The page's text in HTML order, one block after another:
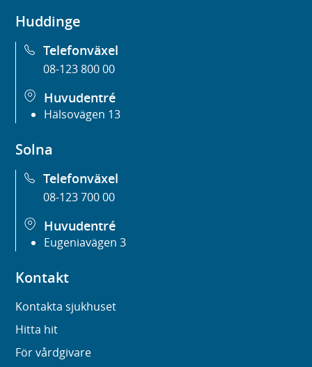
Huddinge
Telefonväxel
08-123 800 00
Huvudentré
Hälsovägen 13
Solna
Telefonväxel
08-123 700 00
Huvudentré
Eugeniavägen 3
Kontakt
Kontakta sjukhuset
Hitta hit
För vårdgivare